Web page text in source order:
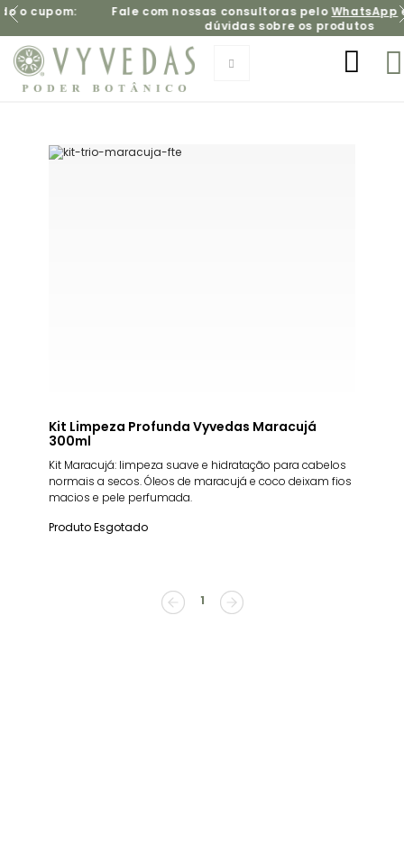
Fale com nossas consultoras peloWhatsAppe tire
dúvidas sobre os produtos
Kit Limpeza Profunda Vyvedas Maracujá
300ml
Kit Maracujá: limpeza suave e hidratação para cabelos
normais a secos. Óleos de maracujá e coco deixam fios
macios e pele perfumada.
Produto Esgotado
1